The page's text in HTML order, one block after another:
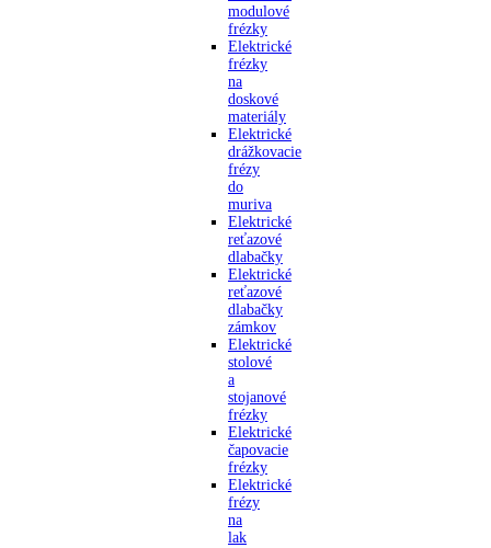
modulové
frézky
Elektrické
frézky
na
doskové
materiály
Elektrické
drážkovacie
frézy
do
muriva
Elektrické
reťazové
dlabačky
Elektrické
reťazové
dlabačky
zámkov
Elektrické
stolové
a
stojanové
frézky
Elektrické
čapovacie
frézky
Elektrické
frézy
na
lak